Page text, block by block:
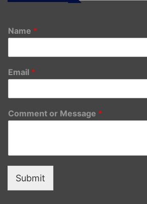
Name *
Email *
Comment or Message *
Submit